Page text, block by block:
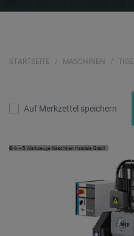
STARTSEITE MASCHINEN
Auf Merkzettel speichern